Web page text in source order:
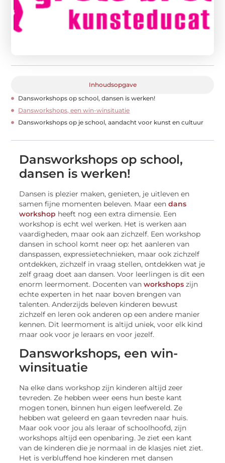
Inhoudsopgave
Dansworkshops op school, dansen is werken!
Dansworkshops, een win-winsituatie
Dansworkshops op je school, aandacht voor kunst en cultuur
Dansworkshops op school,
dansen is werken!
Dansen is plezier maken, genieten, je uitleven en
samen fijne momenten beleven. Maar eendans
workshop heeft nog een extra dimensie. Een
workshop is echt wel werken. Het is werken aan
vaardigheden, maar ook aan zichzelf. Een workshop
dansen in school komt neer op: het aanleren van
danspassen, expressietechnieken, maar ook zichzelf
ontdekken, zichzelf in vraag stellen, ontdekken wat je
zelf graag doet aan dansen. Voor leerlingen is dit een
enorm leermoment. Docenten vanworkshops zijn
echte experten in het naar boven brengen van
talenten. Anderzijds beleven kinderen bewust
zichzelf en leren ook anderen op een andere manier
kennen. Dit leermoment is altijd uniek, voor elk kind
maar ook voor je leraars en voor jezelf.
Dansworkshops, een win-
winsituatie
Na elke dans workshop zijn kinderen altijd zeer
tevreden. Ze hebben weer eens hun beste kant
mogen tonen, binnen hun eigen leefwereld. Ze
hebben wat geleerd en gaan tevreden naar huis.
Maar ook voor jou als leraar of schoolhoofd, zijn
workshops altijd een openbaring. Je ziet een kant
van de kinderen die je normaal in de klasjes niet ziet.
Het is verbluffend hoe kinderen met dansen